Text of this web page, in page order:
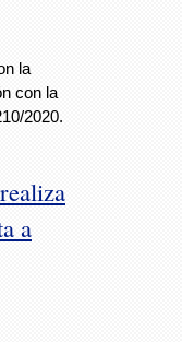
la
con la
2020.
a